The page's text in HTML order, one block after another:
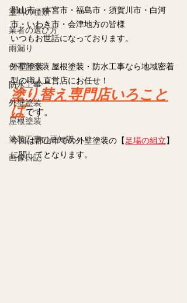
塗料の種類
業者の選び方
雨漏り
付帯部塗装
防水工事
外壁塗装
屋根塗装
塗装工事の豆知識
画像日記
郡山市・本宮市・福島市・須賀川市・白河
市・いわき市・会津地方の皆様
いつもお世話になっております。
外壁塗装・屋根塗装・防水工事なら地域密着
型の職人直営店にお任せ！
塗り替え専門店いろこと
ばです。
今回は郡山市での外壁塗装の【 足場の組立】
に関してとなります。